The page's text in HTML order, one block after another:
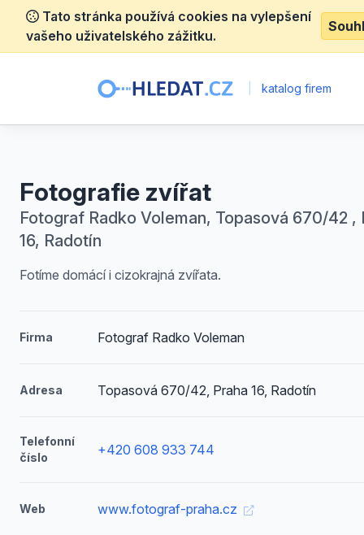
Tato stránka používá cookies na vylepšení
vašeho uživatelského zážitku.
katalog firem
Fotografie zvířat
Fotograf Radko Voleman, Topasová 670/42 ,
16, Radotín
Fotíme domácí i cizokrajná zvířata.
Firma Fotograf Radko Voleman
Adresa Topasová 670/42, Praha 16, Radotín
Telefonní
číslo
+420 608 933 744
Web www.fotograf-praha.cz